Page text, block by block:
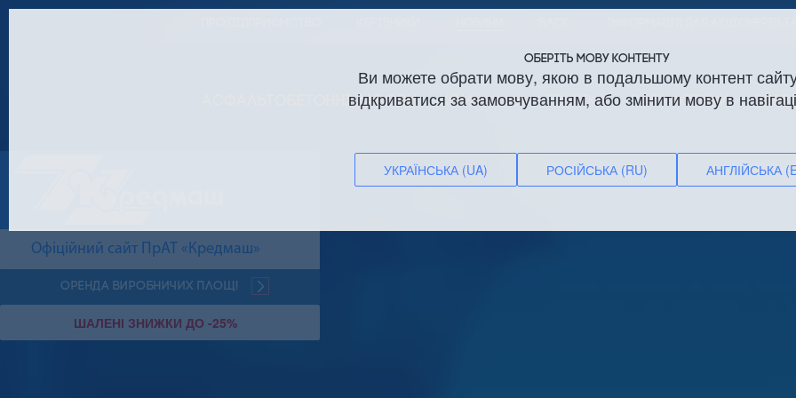
Офіційний сайт ПрАТ «Кредмаш»
Оренда виробничих площ!
ШАЛЕНІ ЗНИЖКИ ДО -25%
АСФАЛЬТОБЕТОННІ ЗАВОДИ КОМУНАЛЬНА ТЕХНІКА ЗАПЧАСТИНИ
ОБЕРІТЬ МОВУ КОНТЕНТУ
Ви можете обрати мову, якою в подальшому контент
відкриватися за замовчуванням, або змінити мову в
УКРАЇНСЬКА (UA) РОСІЙСЬКА (RU) АНГЛІЙСЬКА